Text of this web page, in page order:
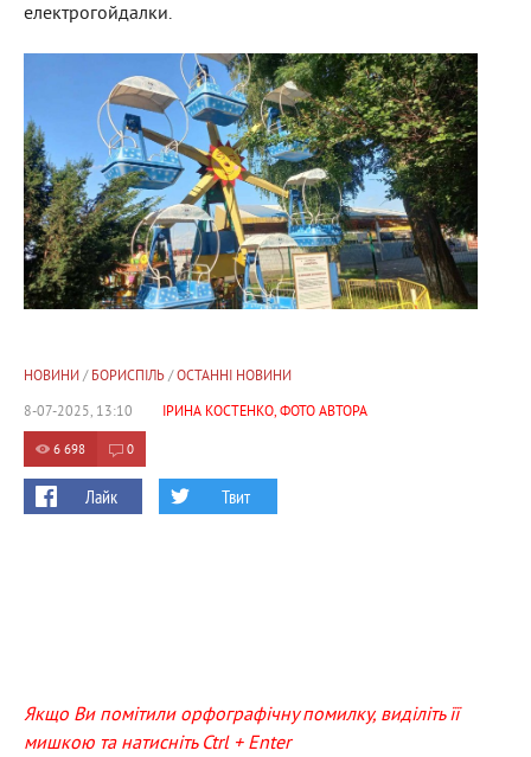
електрогойдалки.
НОВИНИ/ БОРИСПІЛЬ/ ОСТАННІ НОВИНИ
8-07-2025, 13:10
ІРИНА КОСТЕНКО, ФОТО АВТОРА
6 698 0
Лайк Твит
Якщо Ви помітили орфографічну помилку, виділіть її
мишкою та натисніть Ctrl + Enter